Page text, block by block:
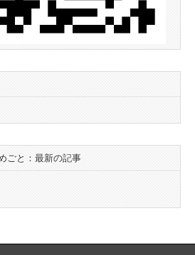
ごと：最新の記事